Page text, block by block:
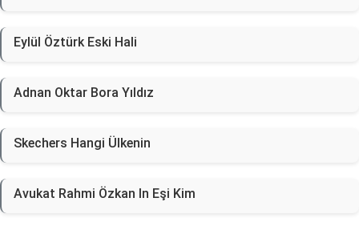
Eylül Öztürk Eski Hali
Adnan Oktar Bora Yıldız
Skechers Hangi Ülkenin
Avukat Rahmi Özkan In Eşi Kim